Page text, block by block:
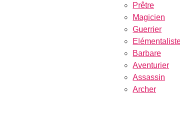
Prêtre
Magicien
Guerrier
Barbare
Aventurier
Assassin
Archer